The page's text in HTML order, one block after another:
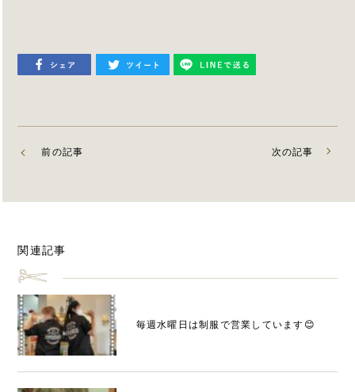
前の記事 次の記事
関連記事
毎週水曜日は制服で営業しています😊